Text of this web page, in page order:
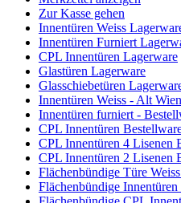
Zur Kasse gehen
Innentüren Weiss
Innentüren Furniert
CPL Innentüren Lagerware
Glastüren Lagerware
Glasschiebetüren
Innentüren Weiss - Alt
Innentüren furniert -
CPL Innentüren
CPL Innentüren 4 Lisenen
CPL Innentüren 2 Lisenen
Flächenbündige Türe
Flächenbündige